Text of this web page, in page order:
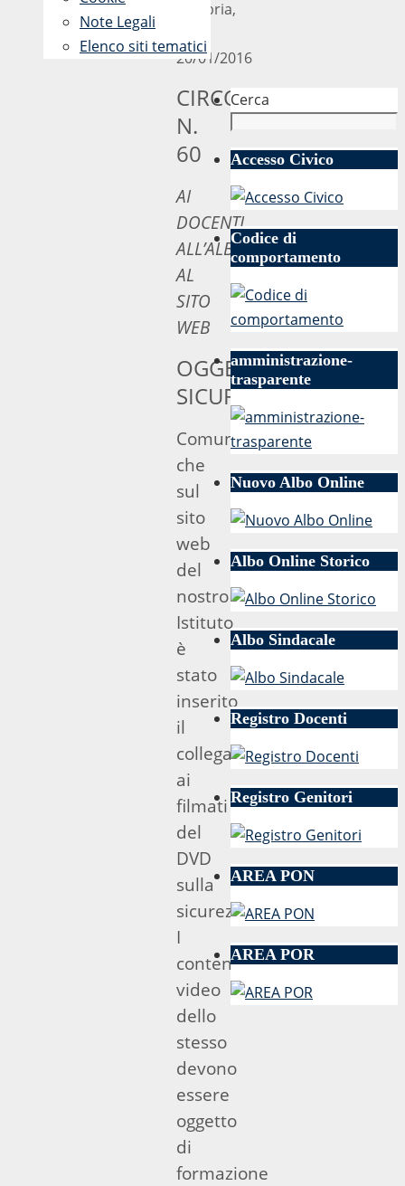
Calabria,
20/01/2016
CIRCOLARE
N.
60
AI
DOCENTI
ALL’ALBO
AL
SITO
WEB
OGGETTO:
SICUREZZA.
Comunico
che
sul
sito
web
del
nostro
Istituto
è
stato
inserito
il
collegamento
ai
filmati
del
DVD
sulla
sicurezza.
I
contenuti
video
dello
stesso
devono
essere
oggetto
di
formazione
Note Legali
Elenco siti tematici
Cerca
Accesso Civico
Codice di
comportamento
amministrazione-
trasparente
Nuovo Albo Online
Albo Online Storico
Albo Sindacale
Registro Docenti
Registro Genitori
AREA PON
AREA POR